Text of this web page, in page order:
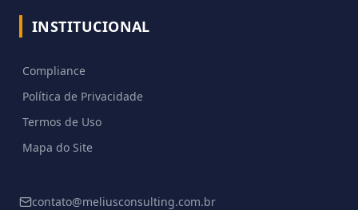
INSTITUCIONAL
Compliance
Política de Privacidade
Termos de Uso
Mapa do Site
contato@meliusconsulting.com.br